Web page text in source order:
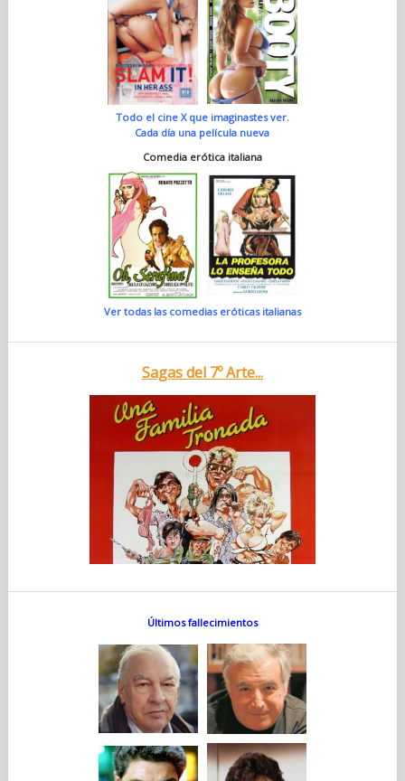
Todo el cine X que imaginastes ver.
Cada día una película nueva
Comedia erótica italiana
Ver todas las comedias eróticas italianas
Sagas del 7º Arte...
Últimos fallecimientos